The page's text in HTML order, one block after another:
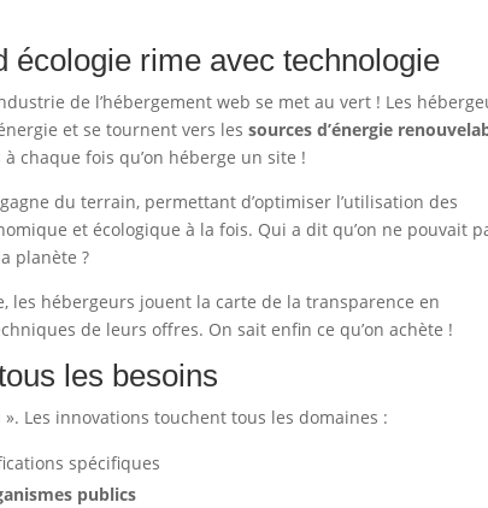
écologie rime avec technologie
de l’hébergement web se met au vert ! Les
et se tournent vers lessources d’énergie
chaque fois qu’on héberge un site !
du terrain, permettant d’optimiser l’utilisation des
et écologique à la fois. Qui a dit qu’on ne pouvait
planète ?
les hébergeurs jouent la carte de la transparence en
de leurs offres. On sait enfin ce qu’on achète !
les besoins
». Les innovations touchent tous les domaines :
spécifiques
publics